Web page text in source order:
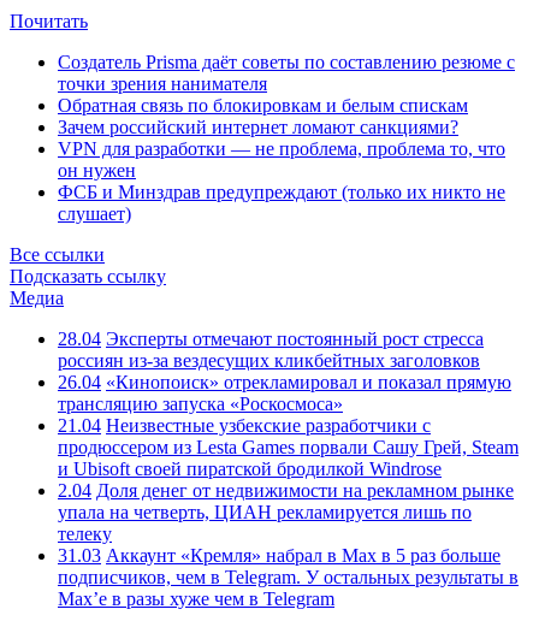
Почитать
Создатель Prisma даёт советы по составлению резюме с
точки зрения нанимателя
Обратная связь по блокировкам и белым спискам
Зачем российский интернет ломают санкциями?
VPN для разработки — не проблема, проблема то, что
он нужен
ФСБ и Минздрав предупреждают (только их никто не
слушает)
Все ссылки
Подсказать ссылку
Медиа
28.04 Эксперты отмечают постоянный рост стресса
россиян из-за вездесущих кликбейтных заголовков
26.04 «Кинопоиск» отрекламировал и показал прямую
трансляцию запуска «Роскосмоса»
21.04 Неизвестные узбекские разработчики с
продюссером из Lesta Games порвали Сашу Грей, Steam
и Ubisoft своей пиратской бродилкой Windrose
2.04 Доля денег от недвижимости на рекламном рынке
упала на четверть, ЦИАН рекламируется лишь по
телеку
31.03 Аккаунт «Кремля» набрал в Max в 5 раз больше
подписчиков, чем в Telegram. У остальных результаты в
Max’е в разы хуже чем в Telegram